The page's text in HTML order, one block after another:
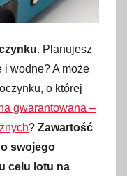
. Planujesz
i wodne? A może
o której
gwarantowana –
? Zawartość
swojego
celu lotu na